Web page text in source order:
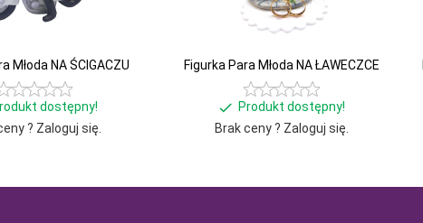
Młoda NA ŚCIGACZU
dostępny!
? Zaloguj się.
Figurka Para Młoda NA ŁAWECZCE
Produkt dostępny!
Brak ceny ? Zaloguj się.